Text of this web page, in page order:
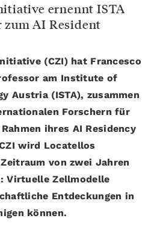
ernennt ISTA
AI Resident
(CZI) hat Francesco
am Institute of
Austria (ISTA), zusammen
Forschern für
ihres AI Residency
wird Locatellos
von zwei Jahren
Virtuelle Zellmodelle
Entdeckungen in
können.